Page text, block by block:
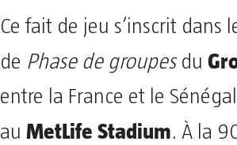
Ce fait de jeu s’inscrit dans
de Phase de groupesdu
entre la France et le
au MetLife Stadium. À la